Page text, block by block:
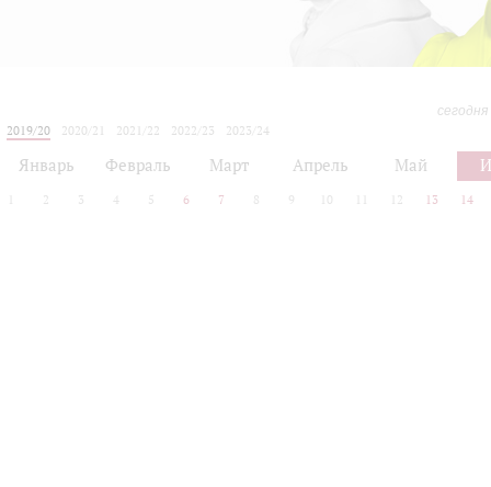
2019/20
2020/21 2021/22 2022/23
2023/24
Январь Февраль Март Апрель Май
2 3 4 5 6 7 8 9 10 12 13 14